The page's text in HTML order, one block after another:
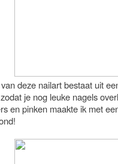
deze nailart bestaat uit
je nog leuke nagels
en pinken maakte ik met